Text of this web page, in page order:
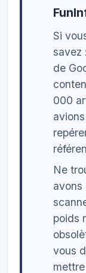
Si
savez
de
000
Ne
avons
poids
vous